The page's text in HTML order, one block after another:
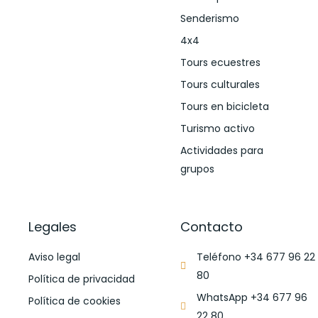
Senderismo
4x4
Tours ecuestres
Tours culturales
Tours en bicicleta
Turismo activo
Actividades para
grupos
Legales
Aviso legal
Política de privacidad
Política de cookies
Contacto
Teléfono +34 677 96 22
80
WhatsApp +34 677 96